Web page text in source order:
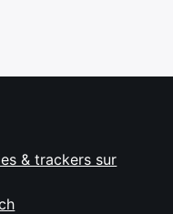
& trackers sur